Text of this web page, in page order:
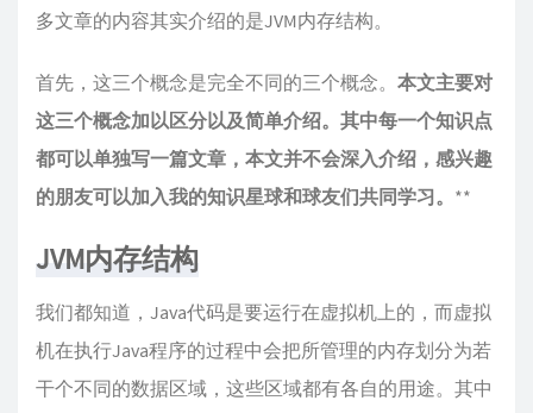
多文章的内容其实介绍的是JVM内存结构。
首先，这三个概念是完全不同的三个概念。 本文主要对
这三个概念加以区分以及简单介绍。其中每一个知识点
都可以单独写一篇文章，本文并不会深入介绍，感兴趣
的朋友可以加入我的知识星球和球友们共同学习。 **
JVM内存结构
我们都知道，Java代码是要运行在虚拟机上的，而虚拟
机在执行Java程序的过程中会把所管理的内存划分为若
干个不同的数据区域，这些区域都有各自的用途。其中